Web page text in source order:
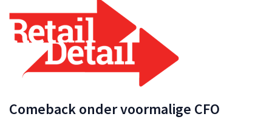
Comeback onder voormalige CFO